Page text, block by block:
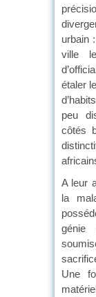
urbain
ville
étaler
peu
côtés
A leur
la
génie
Une